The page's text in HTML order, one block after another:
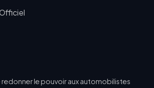
le pouvoir aux automobilistes